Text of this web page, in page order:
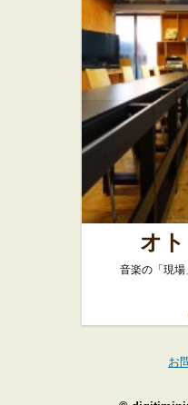
オ
音楽の「現
お